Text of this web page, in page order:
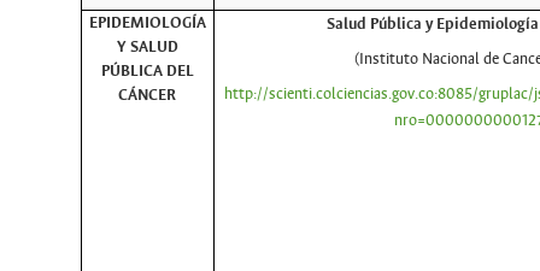
EPIDEMIOLOGÍA
Y SALUD
PÚBLICA DEL
CÁNCER
Salud Pública y
(Instituto Nacional de
http://scienti.colciencias.gov.co:8085/gruplac/